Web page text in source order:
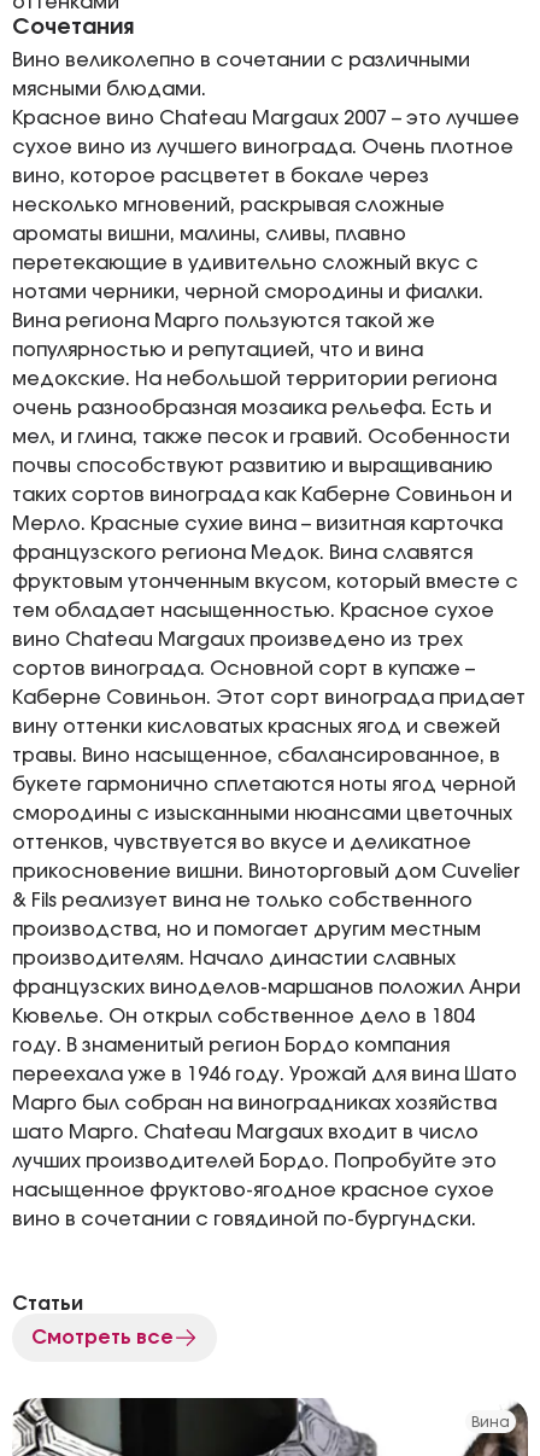
Сочетания
Вино великолепно в сочетании с различными
мясными блюдами.
Красное вино Chateau Margaux 2007 – это лучшее
сухое вино из лучшего винограда. Очень плотное
вино, которое расцветет в бокале через
несколько мгновений, раскрывая сложные
ароматы вишни, малины, сливы, плавно
перетекающие в удивительно сложный вкус с
нотами черники, черной смородины и фиалки.
Вина региона Марго пользуются такой же
популярностью и репутацией, что и вина
медокские. На небольшой территории региона
очень разнообразная мозаика рельефа. Есть и
мел, и глина, также песок и гравий. Особенности
почвы способствуют развитию и выращиванию
таких сортов винограда как Каберне Совиньон и
Мерло. Красные сухие вина – визитная карточка
французского региона Медок. Вина славятся
фруктовым утонченным вкусом, который вместе с
тем обладает насыщенностью. Красное сухое
вино Chateau Margaux произведено из трех
сортов винограда. Основной сорт в купаже –
Каберне Совиньон. Этот сорт винограда придает
вину оттенки кисловатых красных ягод и свежей
травы. Вино насыщенное, сбалансированное, в
букете гармонично сплетаются ноты ягод черной
смородины с изысканными нюансами цветочных
оттенков, чувствуется во вкусе и деликатное
прикосновение вишни. Виноторговый дом Cuvelier
& Fils реализует вина не только собственного
производства, но и помогает другим местным
производителям. Начало династии славных
французских виноделов-маршанов положил Анри
Кювелье. Он открыл собственное дело в 1804
году. В знаменитый регион Бордо компания
переехала уже в 1946 году. Урожай для вина Шато
Марго был собран на виноградниках хозяйства
шато Марго. Chateau Margaux входит в число
лучших производителей Бордо. Попробуйте это
насыщенное фруктово-ягодное красное сухое
вино в сочетании с говядиной по-бургундски.
Статьи
Смотреть все
Вина